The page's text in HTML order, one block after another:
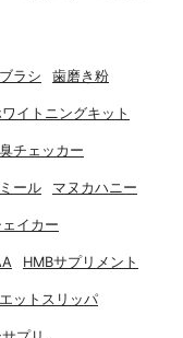
ラシ 歯磨き粉
イトニングキット
チェッカー
ール マヌカハニー
イカー
HMBサプリメント
ットスリッパ